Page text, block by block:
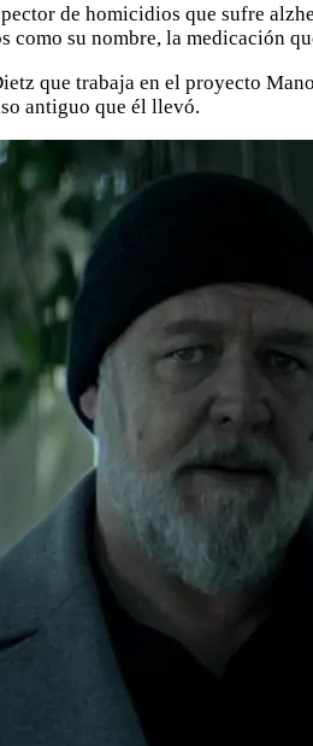
de homicidios que sufre
como su nombre, la medicación
que trabaja en el proyecto
antiguo que él llevó.